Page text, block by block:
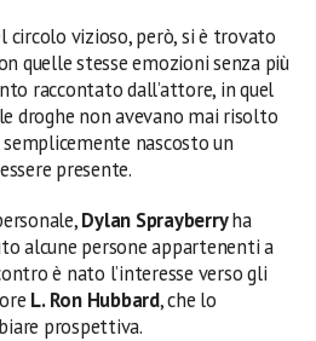
vizioso, però, si è trovato
quelle stesse emozioni senza più
raccontato dall’attore, in quel
droghe non avevano mai risolto
nascosto un
presente.
Dylan Sprayberryha
alcune persone appartenenti a
è nato l’interesse verso gli
L. Ron Hubbard, che lo
prospettiva.